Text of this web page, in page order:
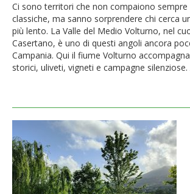
Italiano
Ci sono territori che non compaiono sempre
classiche, ma sanno sorprendere chi cerca
più lento. La Valle del Medio Volturno, nel
Casertano, è uno di questi angoli ancora
Campania. Qui il fiume Volturno
storici, uliveti, vigneti e campagne